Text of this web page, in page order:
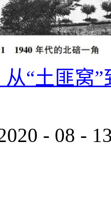
“土匪窝
- 08 -